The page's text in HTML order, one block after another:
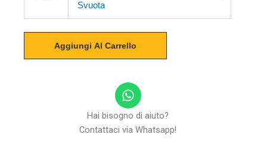
Svuota
quantità
Aggiungi Al Carrello
W
h
a
t
Hai bisogno di aiuto?
Contattaci via Whatsapp!